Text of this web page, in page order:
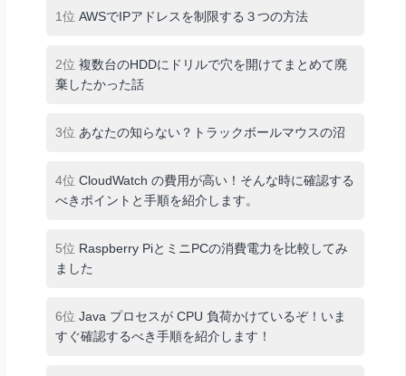
1位 AWSでIPアドレスを制限する３つの方法
2位 複数台のHDDにドリルで穴を開けてまとめて廃
棄したかった話
3位 あなたの知らない？トラックボールマウスの沼
4位 CloudWatch の費用が高い！そんな時に確認する
べきポイントと手順を紹介します。
5位 Raspberry PiとミニPCの消費電力を比較してみ
ました
6位 Java プロセスが CPU 負荷かけているぞ！いま
すぐ確認するべき手順を紹介します！